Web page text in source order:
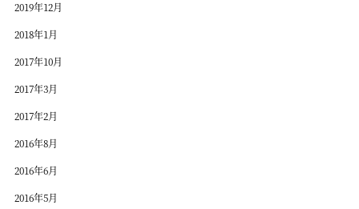
2019年12月
2018年1月
2017年10月
2017年3月
2017年2月
2016年8月
2016年6月
2016年5月